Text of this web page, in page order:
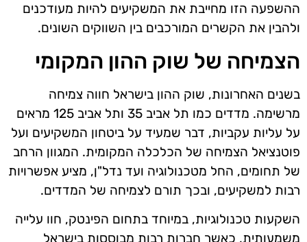
ההשפעה הזו מחייבת את המשקיעים להיות מעודכנים
ולהבין את הקשרים המורכבים בין השווקים השונים.
הצמיחה של שוק ההון המקומי
בשנים האחרונות, שוק ההון בישראל חווה צמיחה
מרשימה. מדדים כמו תל אביב 35 ותל אביב 125 מראים
על עליות עקביות, דבר שמעיד על ביטחון המשקיעים ועל
פוטנציאל הצמיחה של הכלכלה המקומית. המגוון הרחב
של תחומים, החל מטכנולוגיה ועד נדל"ן, מציע אפשרויות
רבות למשקיעים, ובכך תורם לצמיחה של המדדים.
השקעות טכנולוגיות, במיוחד בתחום הפינטק, חוו עלייה
משמעותית, כאשר חברות רבות מבוססות בישראל